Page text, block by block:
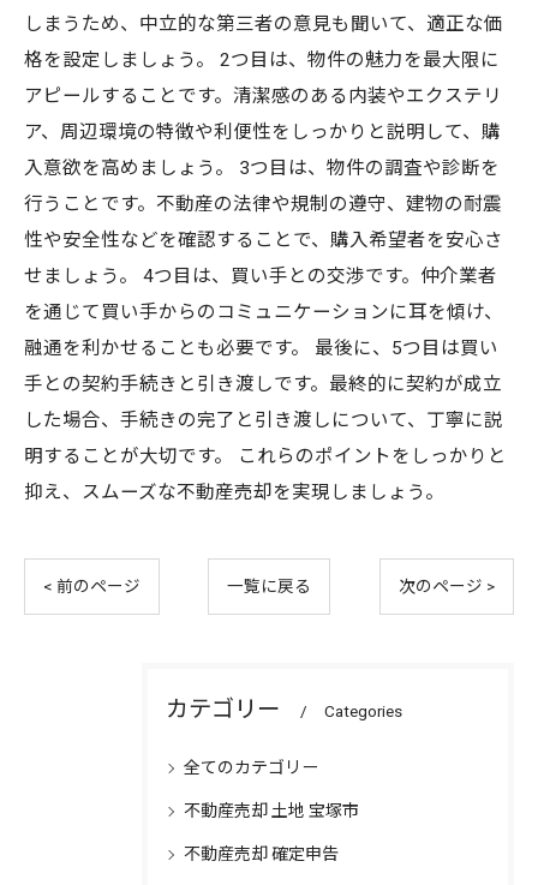
しまうため、中立的な第三者の意見も聞いて、適正な価
格を設定しましょう。 2つ目は、物件の魅力を最大限に
アピールすることです。清潔感のある内装やエクステリ
ア、周辺環境の特徴や利便性をしっかりと説明して、購
入意欲を高めましょう。 3つ目は、物件の調査や診断を
行うことです。不動産の法律や規制の遵守、建物の耐震
性や安全性などを確認することで、購入希望者を安心さ
せましょう。 4つ目は、買い手との交渉です。仲介業者
を通じて買い手からのコミュニケーションに耳を傾け、
融通を利かせることも必要です。 最後に、5つ目は買い
手との契約手続きと引き渡しです。最終的に契約が成立
した場合、手続きの完了と引き渡しについて、丁寧に説
明することが大切です。 これらのポイントをしっかりと
抑え、スムーズな不動産売却を実現しましょう。
< 前のページ 一覧に戻る 次のページ >
カテゴリー Categories
全てのカテゴリー
不動産売却 土地 宝塚市
不動産売却 確定申告